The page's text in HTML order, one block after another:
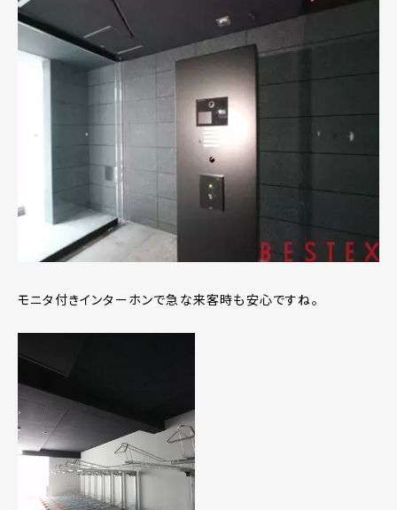
モニタ付きインターホンで急な来客時も安心ですね。